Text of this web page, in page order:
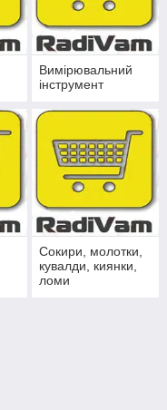
Вимірювальний
інструмент
Сокири, молотки,
кувалди, киянки,
ломи